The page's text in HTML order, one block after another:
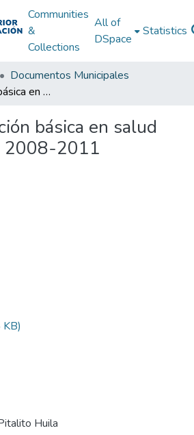
Communities
&
Collections
All of
DSpace
Statistics
Documentos Municipales
Plan de atención básica en salud Pitalito Huila 2008-2011
básica en salud
2008-2011
Huila